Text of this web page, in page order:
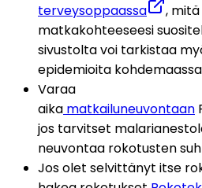
terveysoppaassa
,
matkakohteeseesi
sivustolta voi tarkistaa
epidemioita
Varaa
aika matkailuneuvontaan
jos tarvitset
neuvontaa rokotusten
Jos olet selvittänyt itse